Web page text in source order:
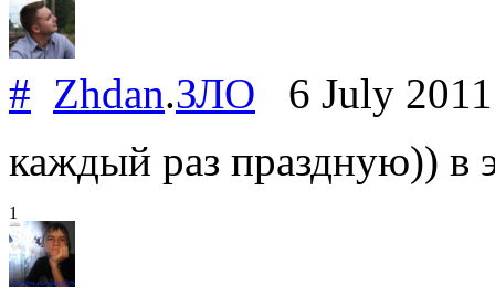
# Zhdan.ЗЛО 6 July
каждый раз праздную)) в
1